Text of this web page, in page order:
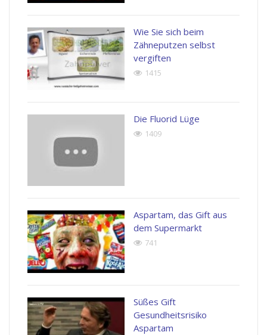
Wie Sie sich beim
Zähneputzen selbst
vergiften
1415
Die Fluorid Lüge
1409
Aspartam, das Gift aus
dem Supermarkt
741
Süßes Gift
Gesundheitsrisiko
Aspartam